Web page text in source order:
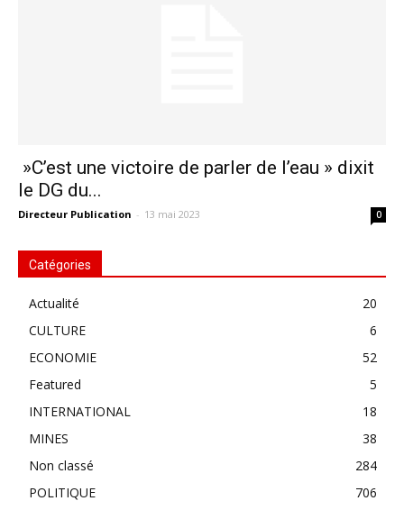
»C’est une victoire de parler de l’eau » dixit
le DG du...
Directeur Publication - 13 mai 2023 0
Catégories
Actualité
20
CULTURE
6
ECONOMIE
52
Featured
5
INTERNATIONAL
18
MINES
38
Non classé
284
POLITIQUE
706